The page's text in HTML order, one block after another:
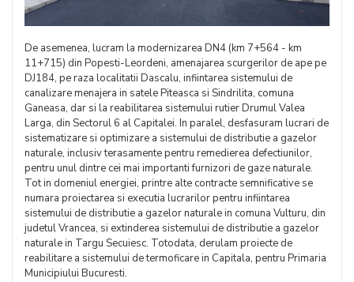
De asemenea, lucram la modernizarea DN4 (km 7+564 - km
11+715) din Popesti-Leordeni, amenajarea scurgerilor de ape pe
DJ184, pe raza localitatii Dascalu, infiintarea sistemului de
canalizare menajera in satele Piteasca si Sindrilita, comuna
Ganeasa, dar si la reabilitarea sistemului rutier Drumul Valea
Larga, din Sectorul 6 al Capitalei. In paralel, desfasuram lucrari de
sistematizare si optimizare a sistemului de distributie a gazelor
naturale, inclusiv terasamente pentru remedierea defectiunilor,
pentru unul dintre cei mai importanti furnizori de gaze naturale.
Tot in domeniul energiei, printre alte contracte semnificative se
numara proiectarea si executia lucrarilor pentru infiintarea
sistemului de distributie a gazelor naturale in comuna Vulturu, din
judetul Vrancea, si extinderea sistemului de distributie a gazelor
naturale in Targu Secuiesc. Totodata, derulam proiecte de
reabilitare a sistemului de termoficare in Capitala, pentru Primaria
Municipiului Bucuresti.